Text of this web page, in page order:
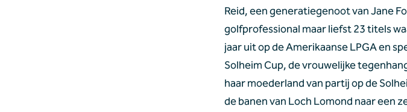
Reid, een generatiegenoot van Jane
golfprofessional maar liefst 23 titels
jaar uit op de Amerikaanse LPGA en
Solheim Cup, de vrouwelijke
haar moederland van partij op de
de banen van Loch Lomond naar een